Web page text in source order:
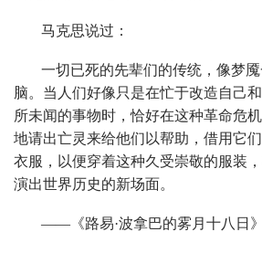
马克思说过：
一切已死的先辈们的传统，像梦
脑。当人们好像只是在忙于改造自己
所未闻的事物时，恰好在这种革命危
地请出亡灵来给他们以帮助，借用它
衣服，以便穿着这种久受崇敬的服装
演出世界历史的新场面。
——《路易·波拿巴的雾月十八日》